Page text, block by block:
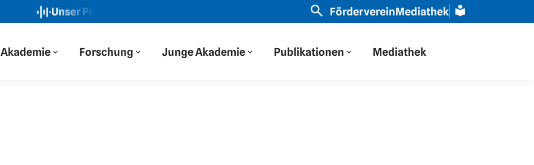
Unser Podcast: Der Blaue Salon Neue Folge: „Wir haben auf Osteuropa durch eine russische Brille
FördervereinMediathek
Akademie Forschung Junge Akademie Publikationen Mediathek